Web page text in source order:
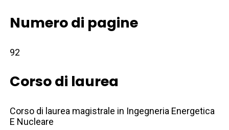
Numero di pagine
92
Corso di laurea
Corso di laurea magistrale in Ingegneria Energetica
E Nucleare